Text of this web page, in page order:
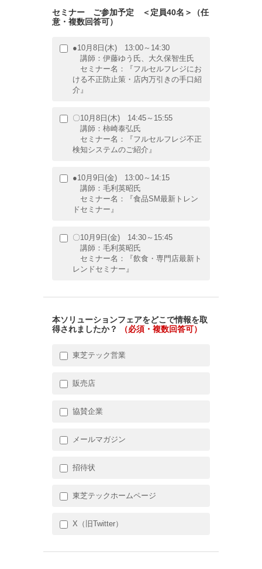
セミナー ご参加予定 ＜定員40名＞（任
意・複数回答可）
●10月8日(木) 13:00～14:30
講師：伊藤ゆう氏、大久保智生氏
セミナー名：『フルセルフレジにお
ける不正防止策・店内万引きの手口紹
介』
〇10月8日(木) 14:45～15:55
講師：柿崎泰弘氏
セミナー名：『フルセルフレジ不正
検知システムのご紹介』
●10月9日(金) 13:00～14:15
講師：毛利英昭氏
セミナー名：『食品SM最新トレン
ドセミナー』
〇10月9日(金) 14:30～15:45
講師：毛利英昭氏
セミナー名：『飲食・専門店最新ト
レンドセミナー』
本ソリューションフェアをどこで情報を取
得されましたか？
（必須・複数回答可）
東芝テック営業
販売店
協賛企業
メールマガジン
招待状
東芝テックホームページ
X（旧Twitter）